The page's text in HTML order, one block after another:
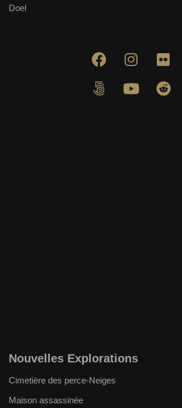
Doel
Nouvelles Explorations
Cimetière des perce-Neiges
Maison assassinée